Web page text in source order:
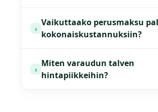
›
Vaikuttaako perusmaksu
kokonaiskustannuksiin?
›
Miten varaudun talven
hintapiikkeihin?